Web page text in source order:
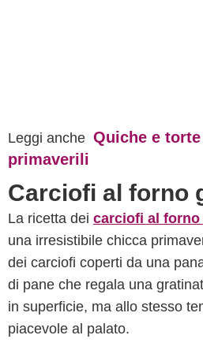
Leggi anche Quiche e
primaverili
Carciofi al forno
La ricetta dei carciofi al
una irresistibile chicca
dei carciofi coperti da una
di pane che regala una
in superficie, ma allo stesso
piacevole al palato.